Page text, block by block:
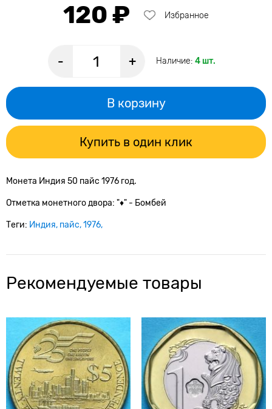
120 ₽ Избранное
- + Наличие: 4 шт.
В корзину
Купить в один клик
Монета Индия 50 пайс 1976 год.
Отметка монетного двора: "♦" - Бомбей
Теги: Индия пайс 1976
Рекомендуемые товары